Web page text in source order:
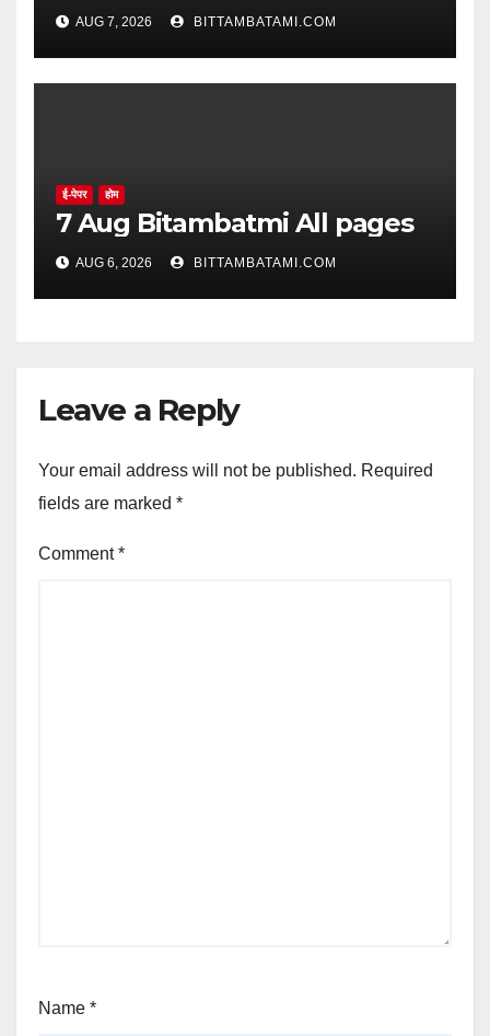
AUG 7, 2026 BITTAMBATAMI.COM
ई-पेपर होम
7 Aug Bitambatmi All pages
AUG 6, 2026 BITTAMBATAMI.COM
Leave a Reply
Your email address will not be published. Required
fields are marked *
Comment*
Name *